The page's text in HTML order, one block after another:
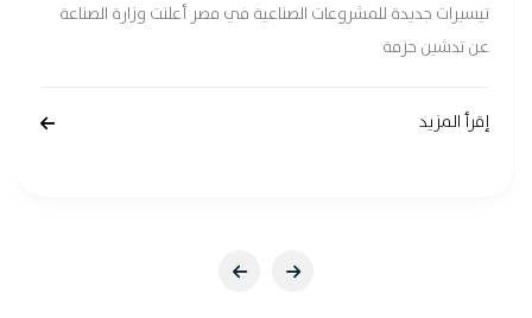
تيسيرات جديدة للمشروعات الصناعية في مصر أعلنت وزارة الصناعة
عن تدشين حزمة
إقرأ المزيد